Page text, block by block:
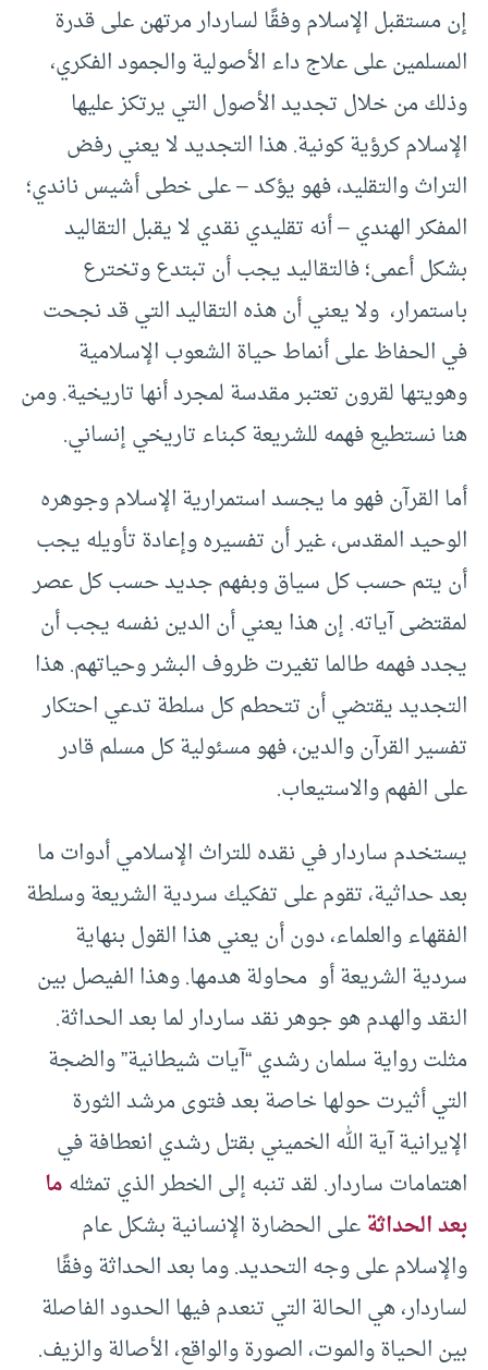
إن مستقبل الإسلام وفقًا لساردار مرتهن على قدرة
المسلمين على علاج داء الأصولية والجمود الفكري،
وذلك من خلال تجديد الأصول التي يرتكز عليها
الإسلام كرؤية كونية. هذا التجديد لا يعني رفض
التراث والتقليد، فهو يؤكد – على خطى أشيس ناندي؛
المفكر الهندي – أنه تقليدي نقدي لا يقبل التقاليد
بشكل أعمى؛ فالتقاليد يجب أن تبتدع وتخترع
باستمرار، ولا يعني أن هذه التقاليد التي قد نجحت
في الحفاظ على أنماط حياة الشعوب الإسلامية
وهويتها لقرون تعتبر مقدسة لمجرد أنها تاريخية. ومن
هنا نستطيع فهمه للشريعة كبناء تاريخي إنساني.
أما القرآن فهو ما يجسد استمرارية الإسلام وجوهره
الوحيد المقدس، غير أن تفسيره وإعادة تأويله يجب
أن يتم حسب كل سياق وبفهم جديد حسب كل عصر
لمقتضى آياته. إن هذا يعني أن الدين نفسه يجب أن
يجدد فهمه طالما تغيرت ظروف البشر وحياتهم. هذا
التجديد يقتضي أن تتحطم كل سلطة تدعي احتكار
تفسير القرآن والدين، فهو مسئولية كل مسلم قادر
على الفهم والاستيعاب.
يستخدم ساردار في نقده للتراث الإسلامي أدوات ما
بعد حداثية، تقوم على تفكيك سردية الشريعة وسلطة
الفقهاء والعلماء، دون أن يعني هذا القول بنهاية
سردية الشريعة أو محاولة هدمها. وهذا الفيصل بين
النقد والهدم هو جوهر نقد ساردار لما بعد الحداثة.
مثلت رواية سلمان رشدي “آيات شيطانية” والضجة
التي أثيرت حولها خاصة بعد فتوى مرشد الثورة
الإيرانية آية الله الخميني بقتل رشدي انعطافة في
اهتمامات ساردار. لقد تنبه إلى الخطر الذي تمثلهما
بعد الحداثةعلى الحضارة الإنسانية بشكل عام
والإسلام على وجه التحديد. وما بعد الحداثة وفقًا
لساردار، هي الحالة التي تنعدم فيها الحدود الفاصلة
بين الحياة والموت، الصورة والواقع، الأصالة والزيف.